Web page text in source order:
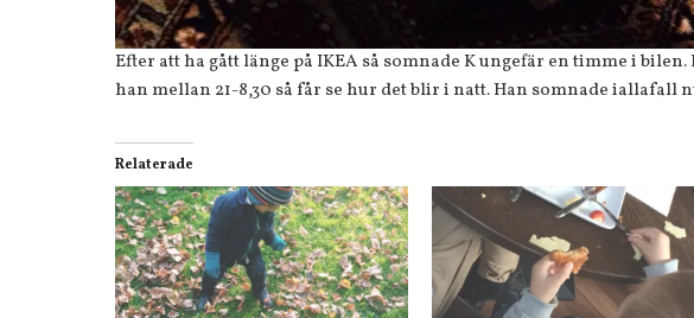
Efter att ha gått länge på IKEA så somnade K ungefär en timme i
han mellan 21-8,30 så får se hur det blir i natt. Han somnade iallafall
Relaterade